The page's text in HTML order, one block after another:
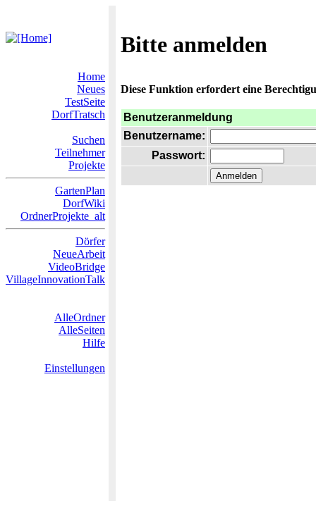
Bitte anmelden
Home
Neues
TestSeite
DorfTratsch
Suchen
Teilnehmer
Projekte
GartenPlan
DorfWiki
OrdnerProjekte_alt
Dörfer
NeueArbeit
VideoBridge
VillageInnovationTalk
AlleOrdner
AlleSeiten
Hilfe
Einstellungen
Diese Funktion erfordert eine
Benutzeranmeldung
Benutzername:
Passwort: